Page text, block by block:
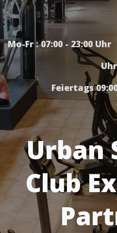
Mo-Fr : 07:00 - 23:00
Uhr
Feiertags
Urban
Club